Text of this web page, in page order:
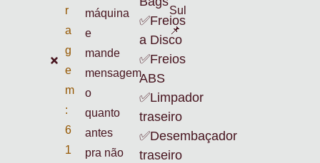
r
a
g
e
m
:
6
1
máquina
e
mande
mensagem
o
quanto
antes
pra não
✅Freios
a Disco
✅Freios
ABS
✅Limpador
traseiro
✅Desembaçador
traseiro
Sul
📌